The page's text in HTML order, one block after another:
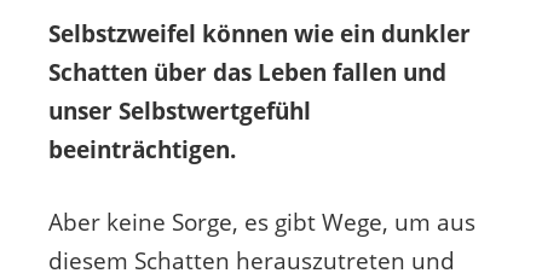
Selbstzweifel können wie ein dunkler
Schatten über das Leben fallen und
unser Selbstwertgefühl
beeinträchtigen.
Aber keine Sorge, es gibt Wege, um aus
diesem Schatten herauszutreten und